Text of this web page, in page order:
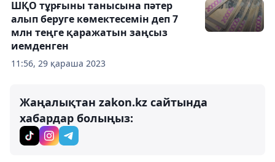
11:56, 29 қараша 2023
ШҚО тұрғыны танысына пәтер
алып беруге көмектесемін деп 7
млн теңге қаражатын заңсыз
иемденген
Жаңалықтан zakon.kz сайтында
хабардар болыңыз: